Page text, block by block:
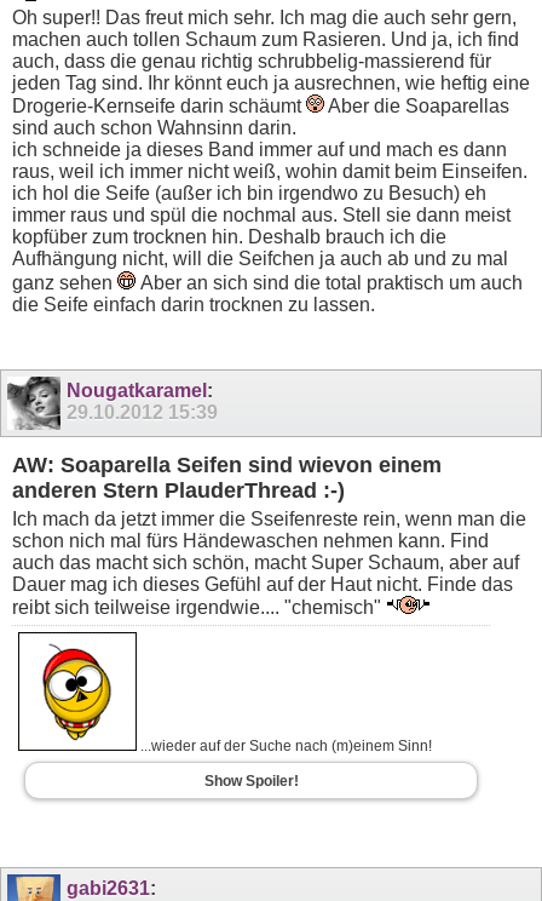
Oh super!! Das freut mich sehr. Ich mag die auch sehr gern,
machen auch tollen Schaum zum Rasieren. Und ja, ich find
auch, dass die genau richtig schrubbelig-massierend für
jeden Tag sind. Ihr könnt euch ja ausrechnen, wie heftig eine
Drogerie-Kernseife darin schäumt
Aber die Soaparellas
sind auch schon Wahnsinn darin.
ich schneide ja dieses Band immer auf und mach es dann
raus, weil ich immer nicht weiß, wohin damit beim Einseifen.
ich hol die Seife (außer ich bin irgendwo zu Besuch) eh
immer raus und spül die nochmal aus. Stell sie dann meist
kopfüber zum trocknen hin. Deshalb brauch ich die
Aufhängung nicht, will die Seifchen ja auch ab und zu mal
ganz sehen
Aber an sich sind die total praktisch um auch
die Seife einfach darin trocknen zu lassen.
Nougatkaramel :
29.10.2012 15:39
AW: Soaparella Seifen sind wievon einem
anderen Stern PlauderThread :-)
Ich mach da jetzt immer die Sseifenreste rein, wenn man die
schon nich mal fürs Händewaschen nehmen kann. Find
auch das macht sich schön, macht Super Schaum, aber auf
Dauer mag ich dieses Gefühl auf der Haut nicht. Finde das
reibt sich teilweise irgendwie.... "chemisch"
...wieder auf der Suche nach (m)einem Sinn!
Show Spoiler!
gabi2631: